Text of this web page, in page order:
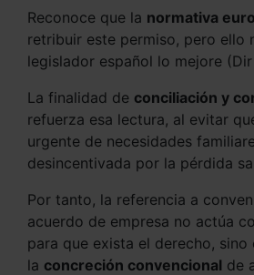
Reconoce que la normativa
retribuir este permiso, pero ello
legislador español lo mejore
La finalidad de conciliación y
refuerza esa lectura, al evitar
urgente de necesidades
desincentivada por la pérdida
Por tanto, la referencia a
acuerdo de empresa no actúa
para que exista el derecho, sino
la concreción convencional de